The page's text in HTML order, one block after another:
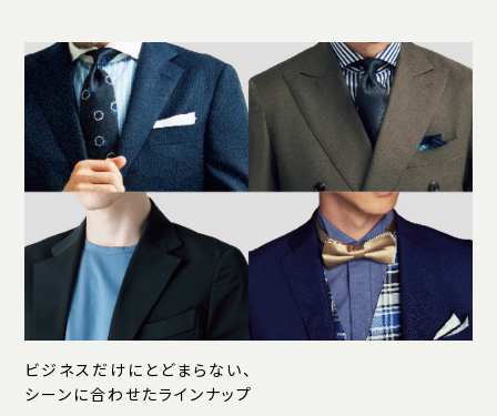
ビジネスだけにとどまらない、
シーンに合わせたラインナップ